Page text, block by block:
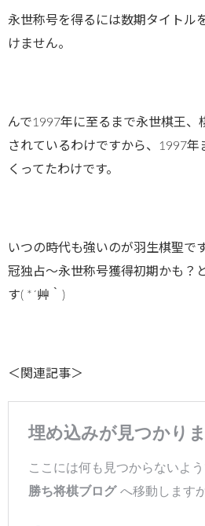
永世称号を得るには数期タイトル
けません。
んで1997年に至るまで永世棋王、
されているわけですから、1997年
くってたわけです。
いつの時代も強いのが羽生棋聖で
冠独占～永世称号獲得初期かも？
す( *´艸｀)
＜関連記事＞